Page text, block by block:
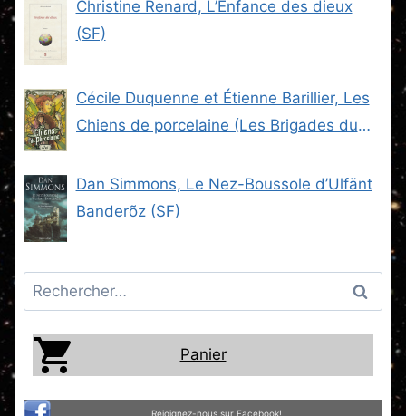
Christine Renard, L’Enfance des dieux
(SF)
Cécile Duquenne et Étienne Barillier, Les
Chiens de porcelaine (Les Brigades du
Dan Simmons, Le Nez-Boussole d’Ulfänt
Banderõz (SF)
Rechercher :
Panier
Rejoignez-nous sur Facebook!